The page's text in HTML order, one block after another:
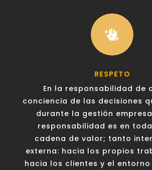

RESPETO
En la responsabilidad de
conciencia de las decisiones
durante la gestión
responsabilidad es en
cadena de valor; tanto
externa: hacia los propios
hacia los clientes y el entorno